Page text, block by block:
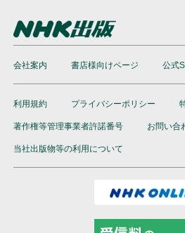
会社案内 書店様向けページ 公式
利用規約 プライバシーポリシー
著作権等管理事業者許諾番号 お問い合
当社出版物等の利用について